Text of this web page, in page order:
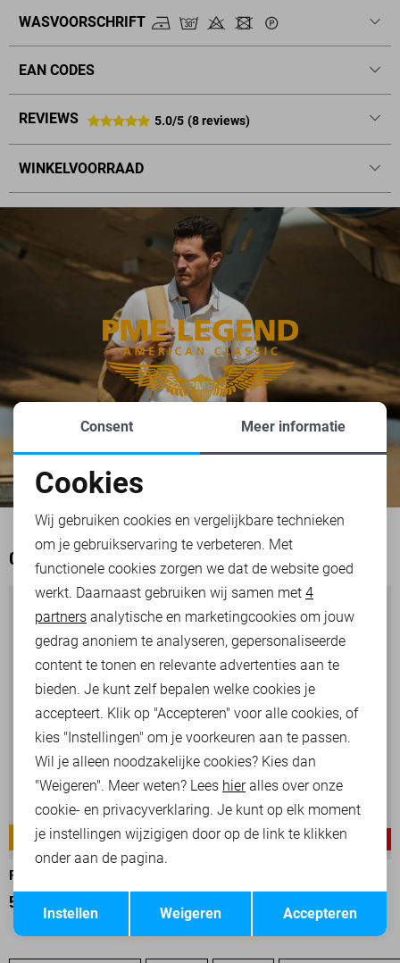
WASVOORSCHRIFT
EAN CODES
REVIEWS 5.0/5 (8 reviews)
WINKELVOORRAAD
OOK HET BEKIJKEN WAARD
AMERICAN CLASSIC -50%
PME LEGEND BROEK
50,00 99,99
AMERICAN CLASSIC
Noodzakelijke cookies
Personalisatie cookies
Analytische cookies
Marketing cookies
Opslaan
Consent Meer informatie
Cookies
Wij gebruiken cookies en vergelijkbare technieken
om je gebruikservaring te verbeteren. Met
functionele cookies zorgen we dat de website goed
werkt. Daarnaast gebruiken wij samen met 4
partners analytische en marketingcookies om jouw
gedrag anoniem te analyseren, gepersonaliseerde
content te tonen en relevante advertenties aan te
bieden. Je kunt zelf bepalen welke cookies je
accepteert. Klik op "Accepteren" voor alle cookies, of
kies "Instellingen" om je voorkeuren aan te passen.
Wil je alleen noodzakelijke cookies? Kies dan
"Weigeren". Meer weten? Lees hieralles over onze
cookie- en privacyverklaring. Je kunt op elk moment
je instellingen wijzigigen door op de link te klikken
onder aan de pagina.
Accepteren
Weigeren
Instellen